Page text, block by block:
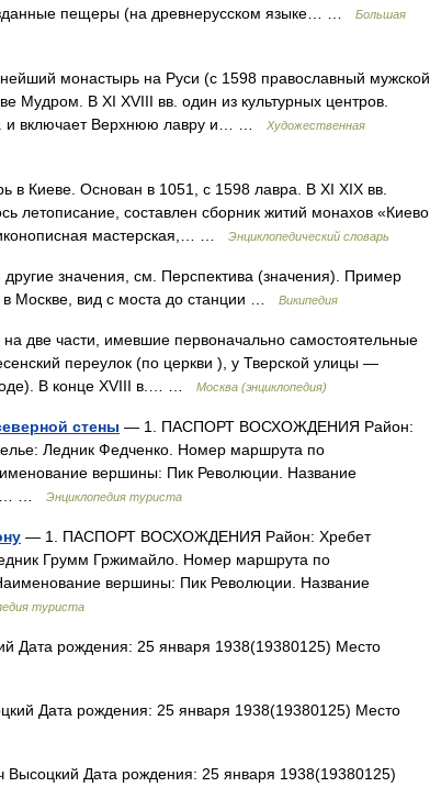
пещеры (на древнерусском языке… …
Большая
монастырь на Руси (с 1598 православный мужской
Мудром. В XI XVIII вв. один из культурных центров.
и включает Верхнюю лавру и… …
Художественная
в Киеве. Основан в 1051, с 1598 лавра. В XI XIX вв.
летописание, составлен сборник житий монахов «Киево
мастерская,… …
Энциклопедический словарь
значения, см. Перспектива (значения). Пример
Москве, вид с моста до станции …
Википедия
две части, имевшие первоначально самостоятельные
переулок (по церкви ), у Тверской улицы —
В конце XVIII в.… …
Москва (энциклопедия)
стены — 1. ПАСПОРТ ВОСХОЖДЕНИЯ Район:
Ледник Федченко. Номер маршрута по
вершины: Пик Революции. Название
…
Энциклопедия туриста
— 1. ПАСПОРТ ВОСХОЖДЕНИЯ Район: Хребет
Грумм Гржимайло. Номер маршрута по
вершины: Пик Революции. Название
туриста
Дата рождения: 25 января 1938(19380125) Место
Дата рождения: 25 января 1938(19380125) Место
Дата рождения: 25 января 1938(19380125)